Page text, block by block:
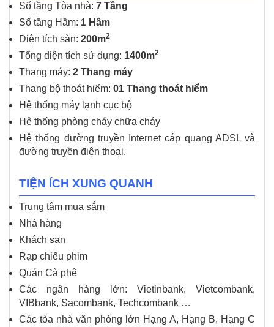
Số tầng Tòa nhà: 7 Tầng
Số tầng Hầm: 1 Hầm
Diện tích sàn: 200m2
Tổng diện tích sử dụng: 1400m2
Thang máy: 2 Thang máy
Thang bộ thoát hiểm: 01 Thang thoát hiểm
Hệ thống máy lạnh cục bộ
Hệ thống phòng cháy chữa cháy
Hệ thống đường truyền Internet cáp quang ADSL và
đường truyền điện thoại.
TIỆN ÍCH XUNG QUANH
Trung tâm mua sắm
Nhà hàng
Khách sạn
Rạp chiếu phim
Quán Cà phê
Các ngân hàng lớn: Vietinbank, Vietcombank,
VIBbank, Sacombank, Techcombank …
Các tòa nhà văn phòng lớn Hạng A, Hạng B, Hạng C